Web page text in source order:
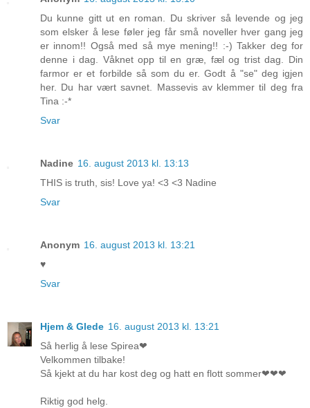
Du kunne gitt ut en roman. Du skriver så levende og jeg
som elsker å lese føler jeg får små noveller hver gang jeg
er innom!! Også med så mye mening!! :-) Takker deg for
denne i dag. Våknet opp til en græ, fæl og trist dag. Din
farmor er et forbilde så som du er. Godt å "se" deg igjen
her. Du har vært savnet. Massevis av klemmer til deg fra
Tina :-*
Svar
Nadine 16. august 2013 kl. 13:13
THIS is truth, sis! Love ya! <3 <3 Nadine
Svar
Anonym 16. august 2013 kl. 13:21
♥
Svar
Hjem & Glede 16. august 2013 kl. 13:21
Så herlig å lese Spirea❤
Velkommen tilbake!
Så kjekt at du har kost deg og hatt en flott sommer❤❤❤
Riktig god helg.